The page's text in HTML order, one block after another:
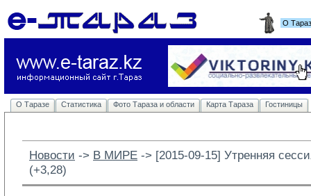
О
О Таразе Статистика Фото Тараза и области Карта Тараза Гостиницы
Новости -> В МИРЕ -> [2015-09-15] Утренняя
(+3,28)